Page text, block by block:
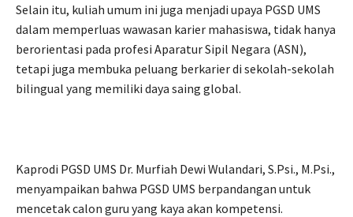
Selain itu, kuliah umum ini juga menjadi upaya PGSD UMS
dalam memperluas wawasan karier mahasiswa, tidak hanya
berorientasi pada profesi Aparatur Sipil Negara (ASN),
tetapi juga membuka peluang berkarier di sekolah-sekolah
bilingual yang memiliki daya saing global.
Kaprodi PGSD UMS Dr. Murfiah Dewi Wulandari, S.Psi., M.Psi.,
menyampaikan bahwa PGSD UMS berpandangan untuk
mencetak calon guru yang kaya akan kompetensi.